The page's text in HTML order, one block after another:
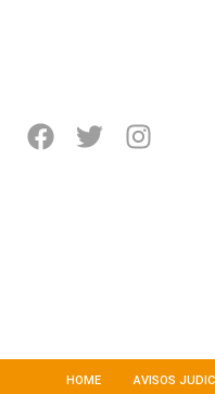
HOME AVISOS